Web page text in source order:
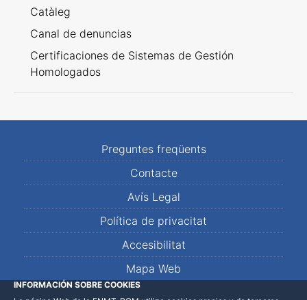
Catàleg
Canal de denuncias
Certificaciones de Sistemas de Gestión
Homologados
Preguntes freqüents
Contacte
Avís Legal
Política de privacitat
Accesibilitat
Mapa Web
INFORMACIÓN SOBRE COOKIES